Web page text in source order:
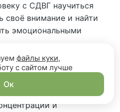
с СДВГ научиться
своё внимание и найти
эмоциональными
техники(например,
быстрого снижения
и
файлы куки,
с сайтом лучше
Ок